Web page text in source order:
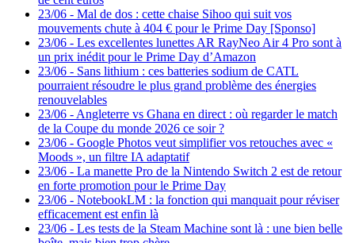
23/06 - Mal de dos : cette chaise Sihoo qui suit vos
mouvements chute à 404 € pour le Prime Day [Sponso]
23/06 - Les excellentes lunettes AR RayNeo Air 4 Pro sont à
un prix inédit pour le Prime Day d’Amazon
23/06 - Sans lithium : ces batteries sodium de CATL
pourraient résoudre le plus grand problème des énergies
renouvelables
23/06 - Angleterre vs Ghana en direct : où regarder le match
de la Coupe du monde 2026 ce soir ?
23/06 - Google Photos veut simplifier vos retouches avec «
Moods », un filtre IA adaptatif
23/06 - La manette Pro de la Nintendo Switch 2 est de retour
en forte promotion pour le Prime Day
23/06 - NotebookLM : la fonction qui manquait pour réviser
efficacement est enfin là
23/06 - Les tests de la Steam Machine sont là : une bien belle